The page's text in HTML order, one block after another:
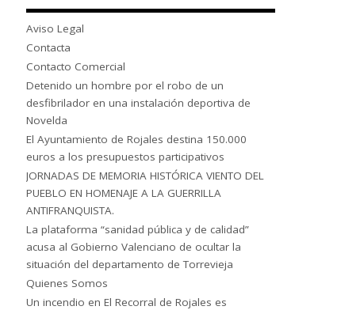
Aviso Legal
Contacta
Contacto Comercial
Detenido un hombre por el robo de un
desfibrilador en una instalación deportiva de
Novelda
El Ayuntamiento de Rojales destina 150.000
euros a los presupuestos participativos
JORNADAS DE MEMORIA HISTÓRICA VIENTO DEL
PUEBLO EN HOMENAJE A LA GUERRILLA
ANTIFRANQUISTA.
La plataforma “sanidad pública y de calidad”
acusa al Gobierno Valenciano de ocultar la
situación del departamento de Torrevieja
Quienes Somos
Un incendio en El Recorral de Rojales es